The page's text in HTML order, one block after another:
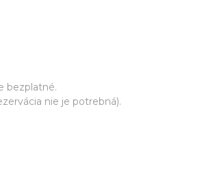
bezplatné.
nie je potrebná).